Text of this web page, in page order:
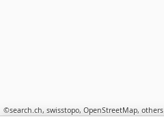
©search.ch, swisstopo, OpenStreetMap, others